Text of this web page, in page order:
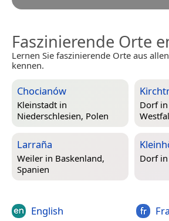
Faszinierende Orte
Lernen Sie faszinierende Orte aus
kennen.
Chocianów
Kleinstadt in
Niederschlesien, Polen
Dorf in
Larraña
Weiler in Baskenland,
Spanien
Dorf in
English